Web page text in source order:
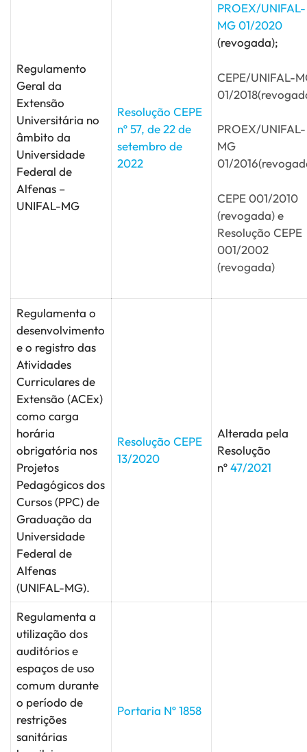
Regulamento
Geral da
Extensão
Universitária no
âmbito da
Universidade
Federal de
Alfenas –
UNIFAL-MG
Resolução CEPE
nº 57, de 22 de
setembro de
2022
PROEX/UNIFAL-
MG 01/2020
(revogada);
CEPE/UNIFAL-
01/
PROEX/UNIFAL-
MG
01/
CEPE 001/2010
(revogada) e
Resolução CEPE
001/2002
(revogada)
Regulamenta o
desenvolvimento
e o registro das
Atividades
Curriculares de
Extensão (ACEx)
como carga
horária
obrigatória nos
Projetos
Pedagógicos dos
Cursos (PPC) de
Graduação da
Universidade
Federal de
Alfenas
(UNIFAL-MG).
Resolução CEPE
13/2020
Alterada pela
Resolução
nº47/2021
Regulamenta a
utilização dos
auditórios e
espaços de uso
comum durante
o período de
restrições
sanitárias
Portaria Nº 1858